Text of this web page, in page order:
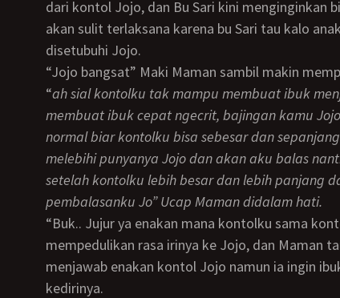
dari kontol Jojo, dan Bu Sari kini menginginkan
akan sulit terlaksana karena bu Sari tau kalo
disetubuhi Jojo.
“Jojo bangsat” Maki Maman sambil makin mempercepat menggejot tempek ibuknya.
“ah sial kontolku tak mampu membuat ibuk
membuat ibuk cepat ngecrit, bajingan kamu
normal biar kontolku bisa sebesar dan
melebihi punyanya Jojo dan akan aku balas
setelah kontolku lebih besar dan lebih panjang
pembalasanku Jo” Ucap Maman didalam hati.
“Buk.. Jujur ya enakan mana kontolku sama kontolnya Jojo buk” Ucap Maman tanpa
mempedulikan rasa irinya ke Jojo, dan Maman
menjawab enakan kontol Jojo namun ia ingin
kedirinya.